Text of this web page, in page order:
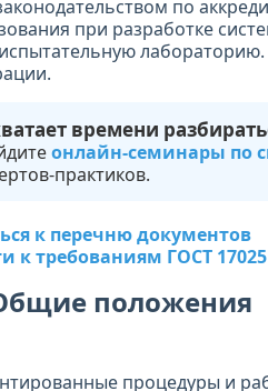
по
при разработке
лабораторию.
времени
онлайн-семинары по
практиков.
к перечню документов
к требованиям ГОСТ
положения
процедуры и